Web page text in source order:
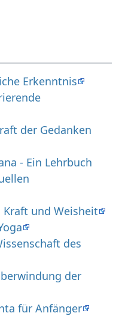
Erkenntnis
der Gedanken
- Ein Lehrbuch
Kraft und Weisheit
des
der
für Anfänger